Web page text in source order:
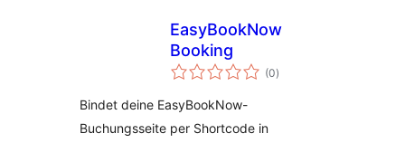
EasyBookNow
Booking
(0celkové
hodnotenie
)
Bindet deine EasyBookNow-
Buchungsseite per Shortcode in